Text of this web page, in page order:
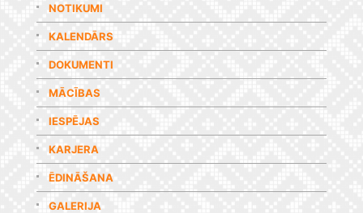
NOTIKUMI
KALENDĀRS
DOKUMENTI
MĀCĪBAS
IESPĒJAS
KARJERA
ĒDINĀŠANA
GALERIJA